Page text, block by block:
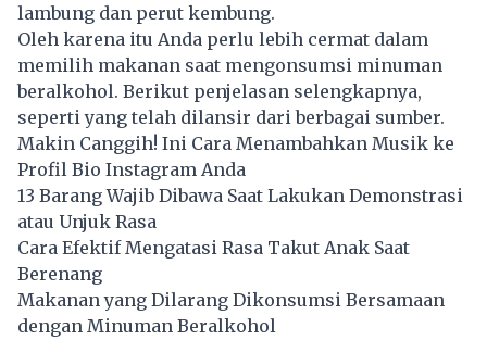
lambung dan perut kembung.
Oleh karena itu Anda perlu lebih cermat dalam
memilih makanan saat mengonsumsi minuman
beralkohol. Berikut penjelasan selengkapnya,
seperti yang telah dilansir dari berbagai sumber.
Makin Canggih! Ini Cara Menambahkan Musik ke
Profil Bio Instagram Anda
13 Barang Wajib Dibawa Saat Lakukan Demonstrasi
atau Unjuk Rasa
Cara Efektif Mengatasi Rasa Takut Anak Saat
Berenang
Makanan yang Dilarang Dikonsumsi Bersamaan
dengan Minuman Beralkohol